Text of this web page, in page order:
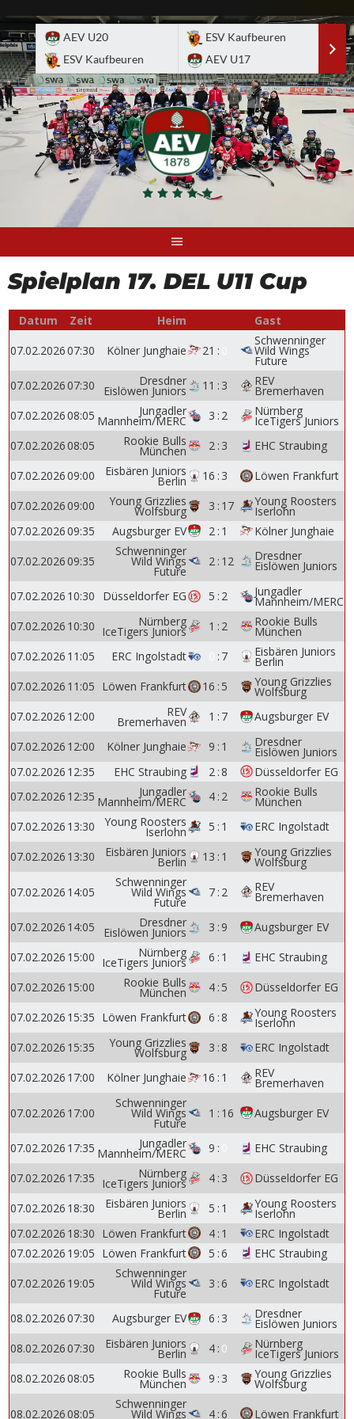
to
content
AEV U20
ESV Kaufbeuren
ESV Kaufbeuren
AEV U17
Spielplan 17. DEL U11 Cup
Datum Zeit Heim
Gast
07.02.202607:30 Kölner Junghaie 21 :
Schwenninger
Wild Wings
Future
07.02.202607:30 Dresdner
Eislöwen Juniors 11 : 3 REV
Bremerhaven
07.02.202608:05 Jungadler
Mannheim/MERC 3 : 2 Nürnberg
IceTigers Juniors
07.02.202608:05 Rookie Bulls
München 2 : 3
EHC Straubing
07.02.202609:00 Eisbären Juniors
Berlin 16 : 3
Löwen Frankfurt
07.02.202609:00 Young Grizzlies
Wolfsburg 3 : 17 Young Roosters
Iserlohn
07.02.202609:35 Augsburger EV 2 : 1
Kölner Junghaie
07.02.202609:35
Schwenninger
Wild Wings
Future
2 : 12 Dresdner
Eislöwen Juniors
07.02.2026 10:30 Düsseldorfer EG 5 : 2 Jungadler
Mannheim/MERC
07.02.2026 10:30 Nürnberg
IceTigers Juniors 1 : 2 Rookie Bulls
München
07.02.2026 11:05 ERC Ingolstadt : 7 Eisbären Juniors
Berlin
07.02.2026 11:05 Löwen Frankfurt 16 : 5 Young Grizzlies
Wolfsburg
07.02.2026 12:00 REV
Bremerhaven 1 : 7
Augsburger EV
07.02.2026 12:00 Kölner Junghaie 9 : 1 Dresdner
Eislöwen Juniors
07.02.2026 12:35 EHC Straubing 2 :8
Düsseldorfer EG
07.02.2026 12:35 Jungadler
Mannheim/MERC 4 : 2 Rookie Bulls
München
07.02.2026 13:30 Young Roosters
Iserlohn 5 : 1
ERC Ingolstadt
07.02.2026 13:30 Eisbären Juniors
Berlin 13 : 1 Young Grizzlies
Wolfsburg
07.02.2026 14:05
Schwenninger
Wild Wings
Future
7 : 2 REV
Bremerhaven
07.02.2026 14:05 Dresdner
Eislöwen Juniors 3 : 9
Augsburger EV
07.02.2026 15:00 Nürnberg
IceTigers Juniors 6 : 1
EHC Straubing
07.02.2026 15:00 Rookie Bulls
München 4 : 5
Düsseldorfer EG
07.02.2026 15:35 Löwen Frankfurt 6 :8 Young Roosters
Iserlohn
07.02.2026 15:35 Young Grizzlies
Wolfsburg 3 : 8
ERC Ingolstadt
07.02.2026 17:00 Kölner Junghaie 16 : 1 REV
Bremerhaven
07.02.2026 17:00
Schwenninger
Wild Wings
Future
1 : 16 Augsburger EV
07.02.2026 17:35 Jungadler
Mannheim/MERC 9 :
EHC Straubing
07.02.2026 17:35 Nürnberg
IceTigers Juniors 4 : 3
Düsseldorfer EG
07.02.2026 18:30 Eisbären Juniors
Berlin 5 : 1 Young Roosters
Iserlohn
07.02.2026 18:30 Löwen Frankfurt 4 : 1
ERC Ingolstadt
07.02.2026 19:05 Löwen Frankfurt 5 :6
EHC Straubing
07.02.2026 19:05
Schwenninger
Wild Wings
Future
3 :6 ERC Ingolstadt
08.02.202607:30 Augsburger EV 6 : 3 Dresdner
Eislöwen Juniors
08.02.202607:30 Eisbären Juniors
Berlin 4 : 0 Nürnberg
IceTigers Juniors
08.02.202608:05 Rookie Bulls
München 9 : 3 Young Grizzlies
Wolfsburg
08.02.202608:05
Schwenninger
Wild Wings 4 :6 Löwen Frankfurt